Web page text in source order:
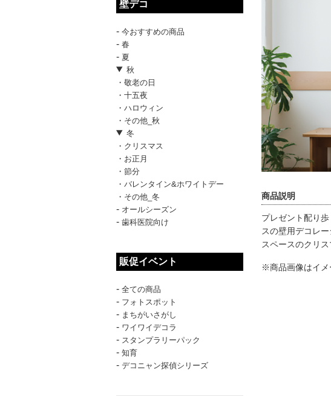
商品説明
プレゼント配り
スの壁用デコレ
スペースのクリ
※商品画像はイメ
壁デコ
- 今おすすめの商品
- 春
- 夏
秋
・敬老の日
・十五夜
・ハロウィン
・その他_秋
冬
・クリスマス
・お正月
・節分
・バレンタイン&ホワイトデー
・その他_冬
- オールシーズン
- 歯科医院向け
販促イベント
- 全ての商品
- フォトスポット
- まちがいさがし
- ワイワイデコラ
- スタンプラリーパック
- 知育
- デコニャン探偵シリーズ